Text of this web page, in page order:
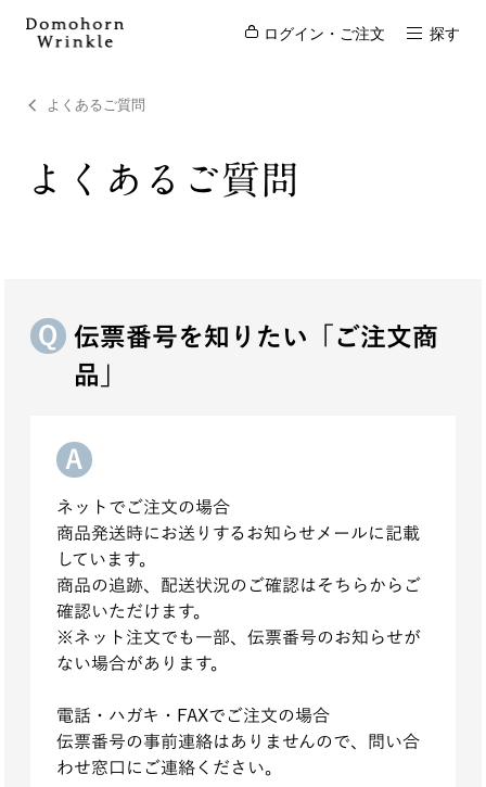
ログイン・ご注文 探す
よくあるご質問
よくあるご質問
伝票番号を知りたい「ご注文商
品」
ネットでご注文の場合
商品発送時にお送りするお知らせメールに記載
しています。
商品の追跡、配送状況のご確認はそちらからご
確認いただけます。
※ネット注文でも一部、伝票番号のお知らせが
ない場合があります。
電話・ハガキ・FAXでご注文の場合
伝票番号の事前連絡はありませんので、問い合
わせ窓口にご連絡ください。